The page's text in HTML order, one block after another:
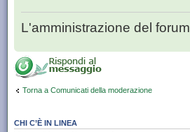
L'amministrazione del forum
Torna a Comunicati della moderazione
CHI C’È IN LINEA